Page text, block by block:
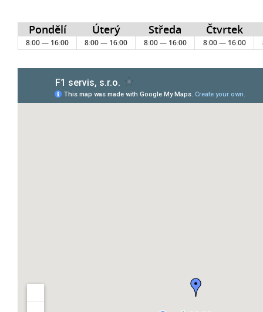
Pondělí Úterý Středa Čtvrtek
8:00 — 16:00 8:00 — 16:00 8:00 — 16:00 8:00 — 16:00